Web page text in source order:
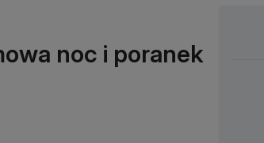
noc i poranek